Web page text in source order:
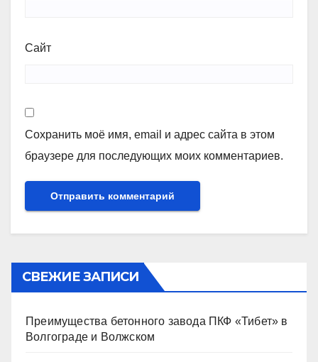
Сайт
Сохранить моё имя, email и адрес сайта в этом
браузере для последующих моих комментариев.
СВЕЖИЕ ЗАПИСИ
Преимущества бетонного завода ПКФ «Тибет» в
Волгограде и Волжском